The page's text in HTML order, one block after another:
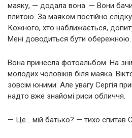
маяку, — додала вона. — Вони
плитою. За маяком постійно
Кожного, хто наближається,
Мені доводиться бути обережною.
Вона принесла фотоальбом. На
молодих чоловіків біля маяка.
зовсім юними. Але увагу Сергія
надто вже знайомі риси обличчя.
— Це… мій батько? — тихо спитав